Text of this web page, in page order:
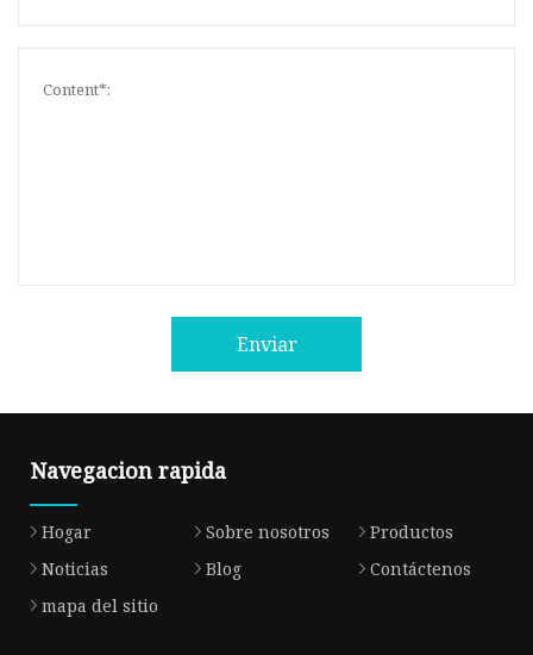
Enviar
Navegacion rapida
Hogar Sobre nosotros
Productos
Noticias
Blog
Contáctenos
mapa del sitio